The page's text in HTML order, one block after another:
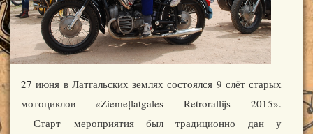
27 июня в Латгальских землях состоялся 9 слёт старых
мотоциклов «Ziemeļlatgales Retrorallijs 2015».
Старт мероприятия был традиционно дан у